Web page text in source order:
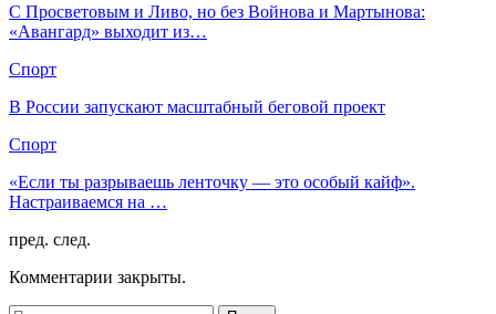
С Просветовым и Ливо, но без Войнова и Мартынова:
«Авангард» выходит из…
Спорт
В России запускают масштабный беговой проект
Спорт
«Если ты разрываешь ленточку — это особый кайф».
Настраиваемся на …
пред. след.
Комментарии закрыты.